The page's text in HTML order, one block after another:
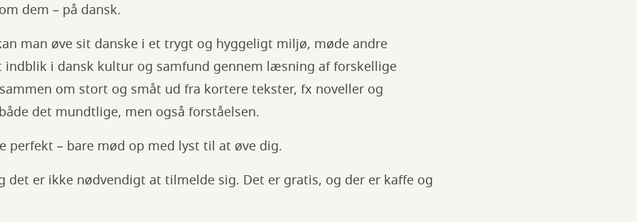
dem – på dansk.
man øve sit danske i et trygt og hyggeligt miljø, møde andre
indblik i dansk kultur og samfund gennem læsning af forskellige
om stort og småt ud fra kortere tekster, fx noveller og
det mundtlige, men også forståelsen.
perfekt – bare mød op med lyst til at øve dig.
det er ikke nødvendigt at tilmelde sig. Det er gratis, og der er kaffe og